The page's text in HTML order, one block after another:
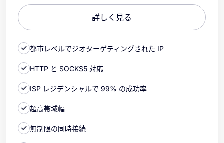
詳しく見る
都市レベルでジオターゲティングされた IP
HTTP と SOCKS5 対応
ISP レジデンシャルで 99% の成功率
超高帯域幅
無制限の同時接続